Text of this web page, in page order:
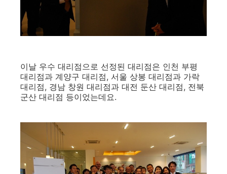
이날 우수 대리점으로 선정된 대리점은 인천 부평
대리점과 계양구 대리점, 서울 상봉 대리점과 가락
대리점, 경남 창원 대리점과 대전 둔산 대리점, 전북
군산 대리점 등이었는데요.